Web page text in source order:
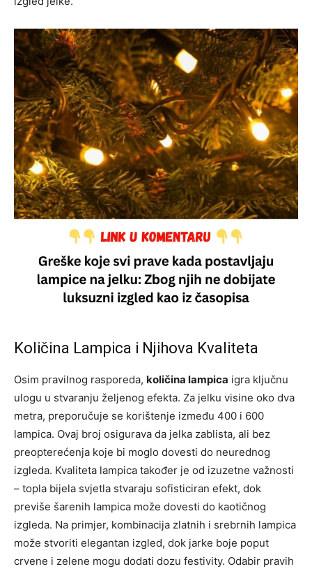
Količina Lampica i Njihova Kvaliteta
Osim pravilnog rasporeda, količina lampica igra ključnu
ulogu u stvaranju željenog efekta. Za jelku visine oko dva
metra, preporučuje se korištenje između 400 i 600
lampica. Ovaj broj osigurava da jelka zablista, ali bez
preopterećenja koje bi moglo dovesti do neurednog
izgleda. Kvaliteta lampica također je od izuzetne važnosti
– topla bijela svjetla stvaraju sofisticiran efekt, dok
previše šarenih lampica može dovesti do kaotičnog
izgleda. Na primjer, kombinacija zlatnih i srebrnih lampica
može stvoriti elegantan izgled, dok jarke boje poput
crvene i zelene mogu dodati dozu festivity. Odabir pravih